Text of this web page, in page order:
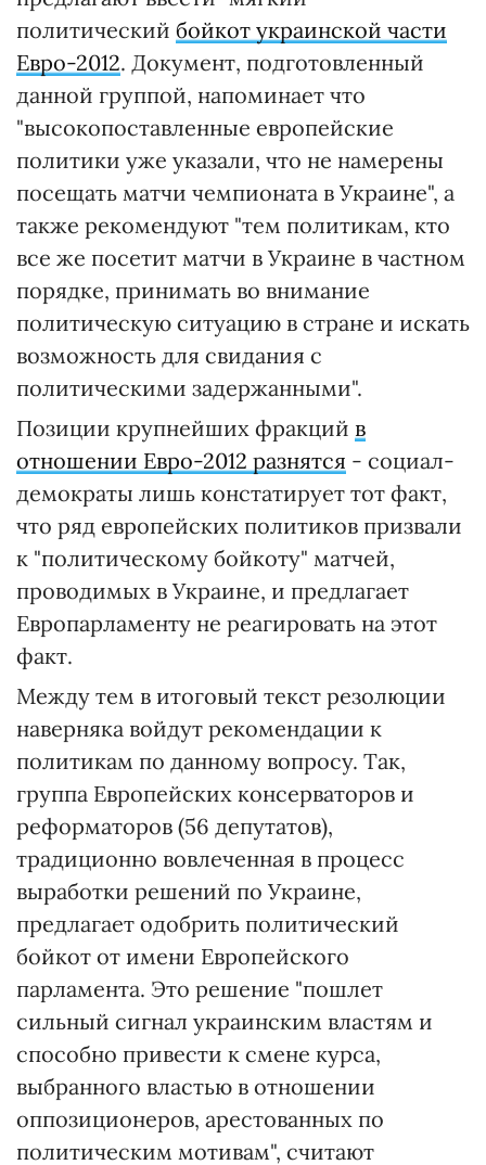
политический бойкот украинской части
Евро-2012. Документ, подготовленный
данной группой, напоминает что
"высокопоставленные европейские
политики уже указали, что не намерены
посещать матчи чемпионата в Украине", а
также рекомендуют "тем политикам, кто
все же посетит матчи в Украине в частном
порядке, принимать во внимание
политическую ситуацию в стране и искать
возможность для свидания с
политическими задержанными".
Позиции крупнейших фракций в
отношении Евро-2012 разнятся - социал-
демократы лишь констатирует тот факт,
что ряд европейских политиков призвали
к "политическому бойкоту" матчей,
проводимых в Украине, и предлагает
Европарламенту не реагировать на этот
факт.
Между тем в итоговый текст резолюции
наверняка войдут рекомендации к
политикам по данному вопросу. Так,
группа Европейских консерваторов и
реформаторов (56 депутатов),
традиционно вовлеченная в процесс
выработки решений по Украине,
предлагает одобрить политический
бойкот от имени Европейского
парламента. Это решение "пошлет
сильный сигнал украинским властям и
способно привести к смене курса,
выбранного властью в отношении
оппозиционеров, арестованных по
политическим мотивам", считают